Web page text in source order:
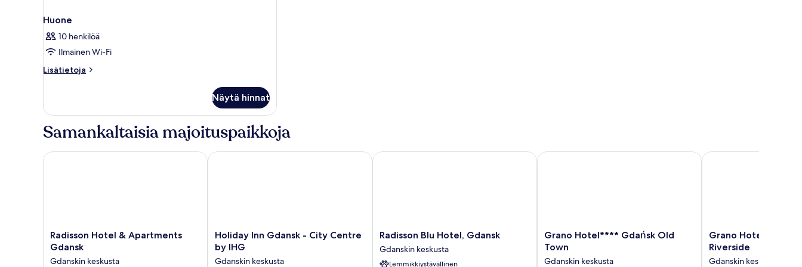
Huone
10 henkilöä
Ilmainen Wi-Fi
Lisätietoja
Lisätietoja
Näytä hinnat
Samankaltaisia majoituspaikkoja
Radisson
Hotel
Radisson Hotel & Apartments
Gdansk
Gdanskin keskusta
Radisson Hotel & Apartments Gdansk
Holiday
Inn
Gdansk
Holiday Inn Gdansk - City Centre
by IHG
Gdanskin keskusta
Holiday Inn Gdansk - City Centre by IHG
Radisson
Blu
Hotel,
Radisson Blu Hotel, Gdansk
Gdanskin keskusta
Lemmikkiystävällinen
Radisson Blu Hotel, Gdansk
Grano
Hotel****
Grano Hotel**** Gdańsk Old
Town
Gdanskin keskusta
Grano Hotel**** Gdańsk Old Town
Grano
Hotel****
Grano Hotel****
Riverside
Gdanskin keskusta
Grano Hotel****